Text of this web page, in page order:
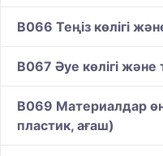
B066 Теңіз көлігі
B067 Әуе көлігі
B069 Материалдар
пластик, ағаш)